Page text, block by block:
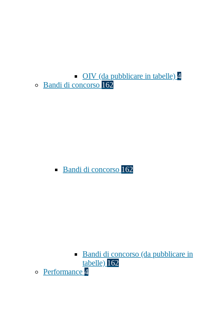
OIV (da pubblicare in tabelle) 4
Bandi di concorso 162
Bandi di concorso 162
Bandi di concorso (da pubblicare in
tabelle) 162
Performance 4